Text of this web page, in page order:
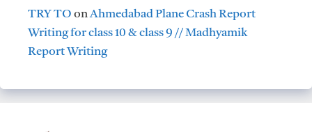
TRY TO onAhmedabad Plane Crash Report
Writing for class 10 & class 9 // Madhyamik
Report Writing